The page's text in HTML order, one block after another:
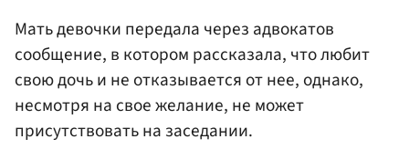
Мать девочки передала через адвокатов
сообщение, в котором рассказала, что любит
свою дочь и не отказывается от нее, однако,
несмотря на свое желание, не может
присутствовать на заседании.